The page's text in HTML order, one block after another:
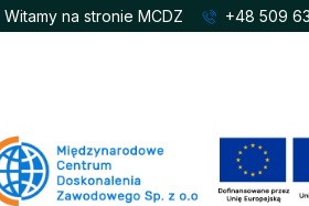
Witamy na stronie MCDZ +48 509